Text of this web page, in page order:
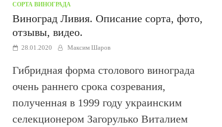
СОРТА ВИНОГРАДА
Виноград Ливия. Описание сорта, фото,
отзывы, видео.
28.01.2020 Максим Шаров
Гибридная форма столового винограда
очень раннего срока созревания,
полученная в 1999 году украинским
селекционером Загорулько Виталием